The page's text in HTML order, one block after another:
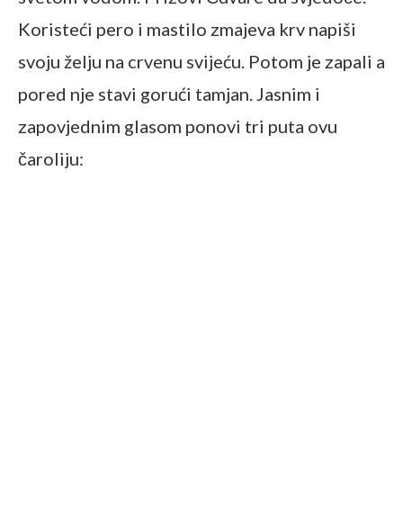
Koristeći pero i mastilo zmajeva krv napiši
svoju želju na crvenu svijeću. Potom je zapali a
pored nje stavi gorući tamjan. Jasnim i
zapovjednim glasom ponovi tri puta ovu
čaroliju: